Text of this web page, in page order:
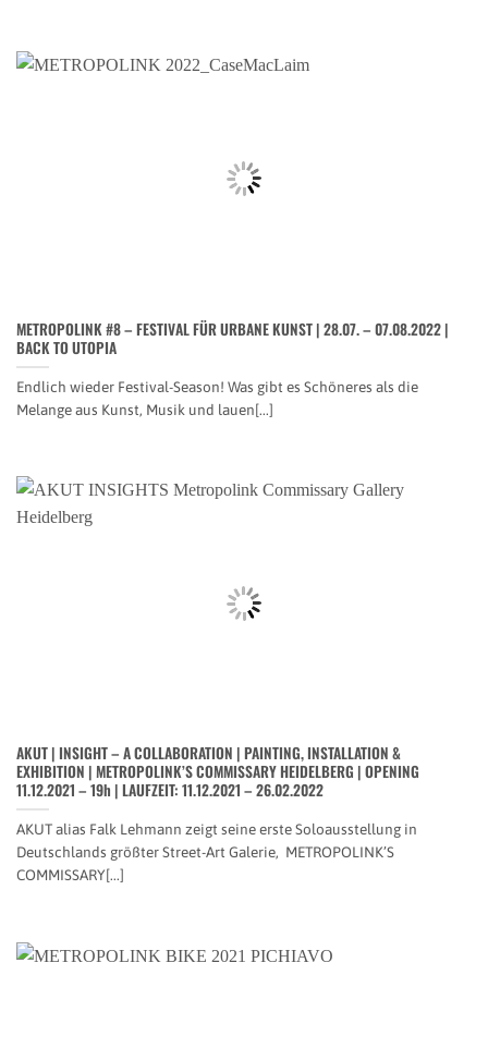
METROPOLINK #8 – FESTIVAL FÜR URBANE KUNST | 28.07. – 07.08.2022 |
BACK TO UTOPIA
Endlich wieder Festival-Season! Was gibt es Schöneres als die
Melange aus Kunst, Musik und lauen[...]
AKUT | INSIGHT – A COLLABORATION | PAINTING, INSTALLATION &
EXHIBITION | METROPOLINK’S COMMISSARY HEIDELBERG | OPENING
11.12.2021 – 19h | LAUFZEIT: 11.12.2021 – 26.02.2022
AKUT alias Falk Lehmann zeigt seine erste Soloausstellung in
Deutschlands größter Street-Art Galerie, METROPOLINK’S
COMMISSARY[...]